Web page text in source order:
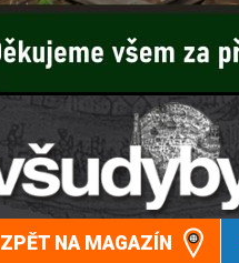
ZPĚT NA MAGAZÍN